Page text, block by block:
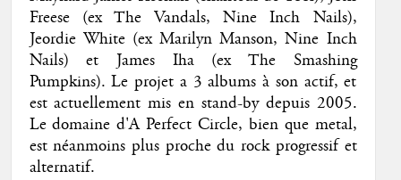
Freese (ex The Vandals, Nine Inch Nails),
Jeordie White (ex Marilyn Manson, Nine Inch
Nails) et James Iha (ex The Smashing
Pumpkins). Le projet a 3 albums à son actif, et
est actuellement mis en stand-by depuis 2005.
Le domaine d'A Perfect Circle, bien que metal,
est néanmoins plus proche du rock progressif et
alternatif.